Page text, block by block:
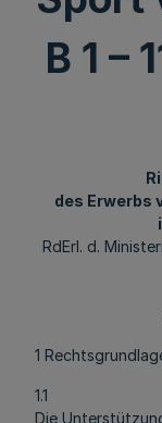
B 1 –
des Erwerbs
RdErl. d.
1
1.1
Die